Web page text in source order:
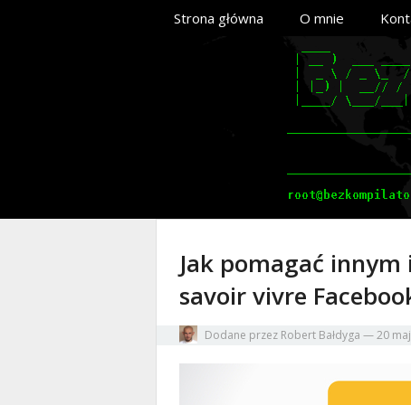
Strona główna O mnie
Jak pomagać innym
savoir vivre
Dodane przez Robert Bałdyga —20